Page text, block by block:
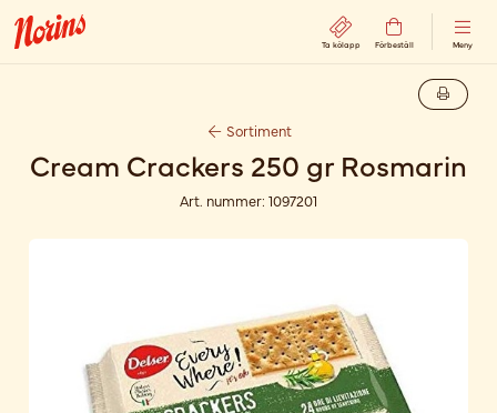
Ta kölapp Förbeställ Meny
Sortiment
Cream Crackers 250 gr Rosmarin
Art. nummer: 1097201